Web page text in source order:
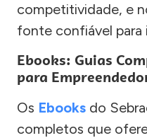
competitividade, e
fonte confiável para
Ebooks: Guias
para
Os Ebooks do
completos que